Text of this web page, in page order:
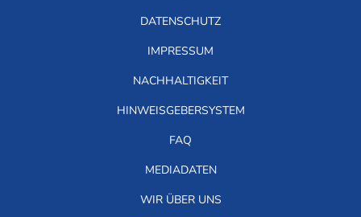
DATENSCHUTZ
IMPRESSUM
NACHHALTIGKEIT
HINWEISGEBERSYSTEM
FAQ
MEDIADATEN
WIR ÜBER UNS